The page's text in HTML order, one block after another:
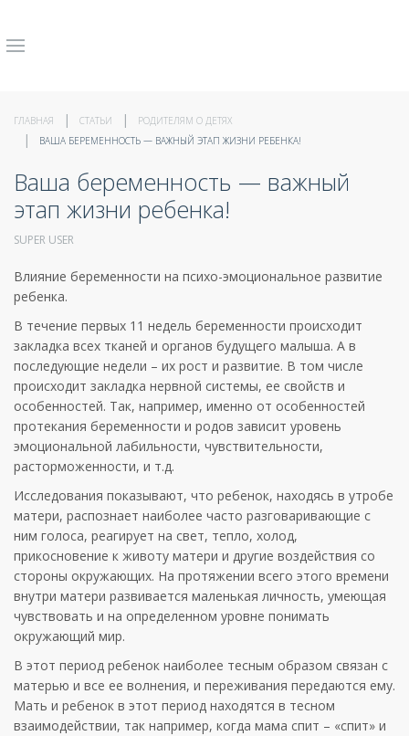
ГЛАВНАЯ СТАТЬИ
РОДИТЕЛЯМ О ДЕТЯХ
ВАША БЕРЕМЕННОСТЬ — ВАЖНЫЙ ЭТАП ЖИЗНИ РЕБЕНКА!
Ваша беременность — важный
этап жизни ребенка!
SUPER USER
Влияние беременности на психо-эмоциональное развитие
ребенка.
В течение первых 11 недель беременности происходит
закладка всех тканей и органов будущего малыша. А в
последующие недели – их рост и развитие. В том числе
происходит закладка нервной системы, ее свойств и
особенностей. Так, например, именно от особенностей
протекания беременности и родов зависит уровень
эмоциональной лабильности, чувствительности,
расторможенности, и т.д.
Исследования показывают, что ребенок, находясь в утробе
матери, распознает наиболее часто разговаривающие с
ним голоса, реагирует на свет, тепло, холод,
прикосновение к животу матери и другие воздействия со
стороны окружающих. На протяжении всего этого времени
внутри матери развивается маленькая личность, умеющая
чувствовать и на определенном уровне понимать
окружающий мир.
В этот период ребенок наиболее тесным образом связан с
матерью и все ее волнения, и переживания передаются ему.
Мать и ребенок в этот период находятся в тесном
взаимодействии, так например, когда мама спит – «спит» и